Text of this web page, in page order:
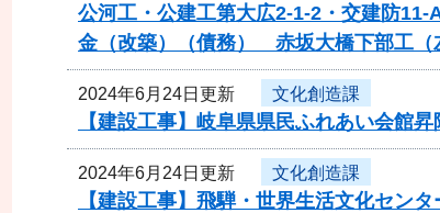
公河工・公建工第大広2-1-2・交建防
金（改築）（債務） 赤坂大橋下部工（
2024年6月24日更新 文化創造課
【建設工事】岐阜県県民ふれあい会館
2024年6月24日更新 文化創造課
【建設工事】飛騨・世界生活文化セン